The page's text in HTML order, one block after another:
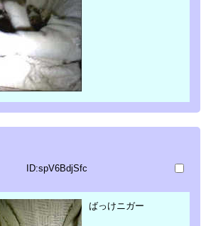
ID:spV6BdjSfc
ばっけニガー